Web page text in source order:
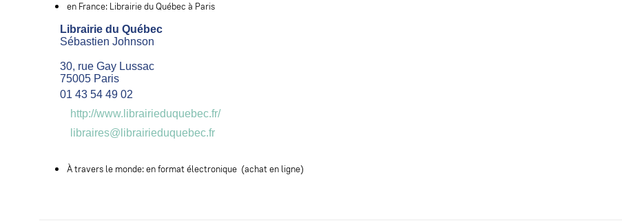
en France: Librairie du Québec à Paris
Librairie du Québec
Sébastien Johnson
30, rue Gay Lussac
75005 Paris
01 43 54 49 02
http://www.librairieduquebec.fr/
libraires@librairieduquebec.fr
À travers le monde: en format électronique (achat en ligne)